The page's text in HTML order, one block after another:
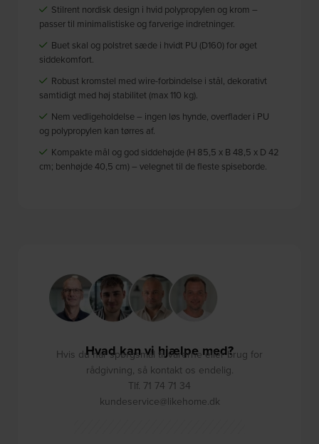
Stilrent nordisk design i hvid polypropylen og krom –
passer til minimalistiske og farverige indretninger.
Buet skal og polstret sæde i hvidt PU (D160) for øget
siddekomfort.
Robust kromstel med wire-forbindelse i stål, dekorativt
samtidigt med høj stabilitet (max 110 kg).
Nem vedligeholdelse – ingen løs hynde, overflader i PU
og polypropylen kan tørres af.
Kompakte mål og god siddehøjde (H 85,5 x B 48,5 x D 42
cm; benhøjde 40,5 cm) – velegnet til de fleste spiseborde.
Hvad kan vi hjælpe med?
Hvis du har spørgsmål til varerne eller brug for
rådgivning, så kontakt os endelig.
Tlf. 71 74 71 34
kundeservice@likehome.dk